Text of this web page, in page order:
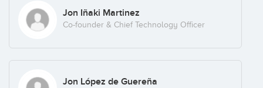
Jon Iñaki Martinez
Co-founder & Chief Technology Officer
Jon López de Guereña